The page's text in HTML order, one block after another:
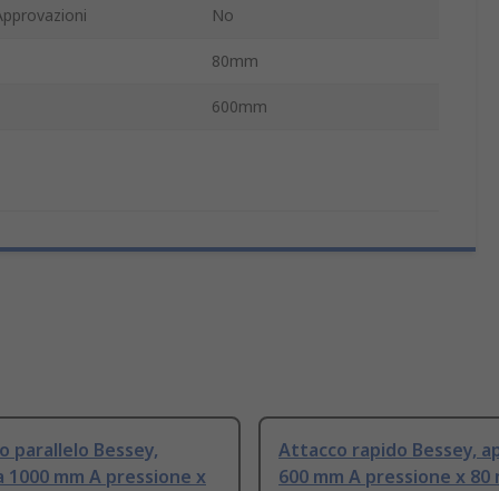
No
80mm
600mm
parallelo Bessey,
mm A pressione x
Attacco rapido Bessey,
600 mm A pressione x 80